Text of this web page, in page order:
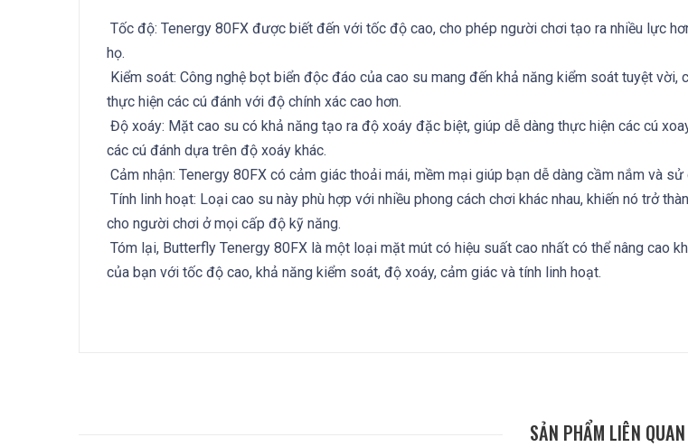
Tốc độ: Tenergy 80FX được biết đến với tốc độ cao, cho phép người chơi tạo ra nhiều lực
họ.
Kiểm soát: Công nghệ bọt biển độc đáo của cao su mang đến khả năng kiểm soát tuyệt vời,
thực hiện các cú đánh với độ chính xác cao hơn.
Độ xoáy: Mặt cao su có khả năng tạo ra độ xoáy đặc biệt, giúp dễ dàng thực hiện các cú
các cú đánh dựa trên độ xoáy khác.
Cảm nhận: Tenergy 80FX có cảm giác thoải mái, mềm mại giúp bạn dễ dàng cầm nắm và sử
Tính linh hoạt: Loại cao su này phù hợp với nhiều phong cách chơi khác nhau, khiến nó trở
cho người chơi ở mọi cấp độ kỹ năng.
Tóm lại, Butterfly Tenergy 80FX là một loại mặt mút có hiệu suất cao nhất có thể nâng cao
của bạn với tốc độ cao, khả năng kiểm soát, độ xoáy, cảm giác và tính linh hoạt.
SẢN PHẨM LIÊN QUAN